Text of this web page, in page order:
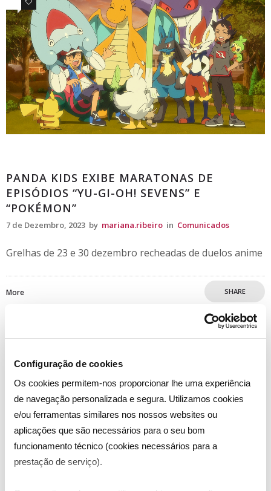
Configuração de cookies
Os cookies permitem-nos proporcionar lhe uma experiência
de navegação personalizada e segura. Utilizamos cookies
e/ou ferramentas similares nos nossos websites ou
aplicações que são necessários para o seu bom
funcionamento técnico (cookies necessários para a
prestação de serviço).
PANDA KIDS EXIBE MARATONAS DE
EPISÓDIOS “YU-GI-OH! SEVENS” E
“POKÉMON”
7 de Dezembro, 2023 by mariana.ribeiro in Comunicados
Grelhas de 23 e 30 dezembro recheadas de duelos anime
More SHARE